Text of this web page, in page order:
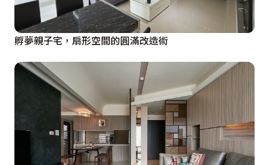
孵夢親子宅，扇形空間的圓滿改造術